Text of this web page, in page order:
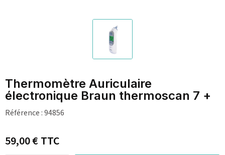
Thermomètre Auriculaire
électronique Braun thermoscan 7 +
Référence :94856
59,00 €TTC